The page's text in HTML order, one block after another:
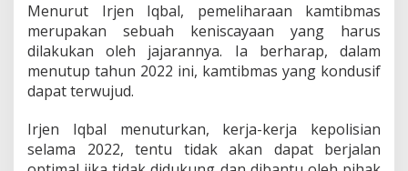
Menurut Irjen Iqbal, pemeliharaan kamtibmas
merupakan sebuah keniscayaan yang harus
dilakukan oleh jajarannya. Ia berharap, dalam
menutup tahun 2022 ini, kamtibmas yang kondusif
dapat terwujud.
Irjen Iqbal menuturkan, kerja-kerja kepolisian
selama 2022, tentu tidak akan dapat berjalan